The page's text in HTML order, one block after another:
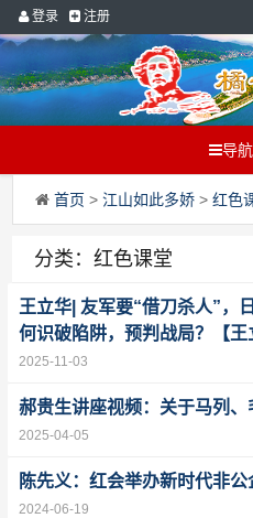
登录 注册
导
首页 >江山如此多娇 >红色
分类：红色课堂
王立华| 友军要“借刀杀人”，
何识破陷阱，预判战局？【王
2025-11-03
郝贵生讲座视频：关于马列
2025-04-05
陈先义：红会举办新时代非
2024-06-19